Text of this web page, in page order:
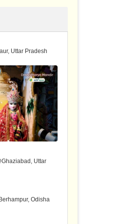
Uttar Pradesh
Uttar
Odisha